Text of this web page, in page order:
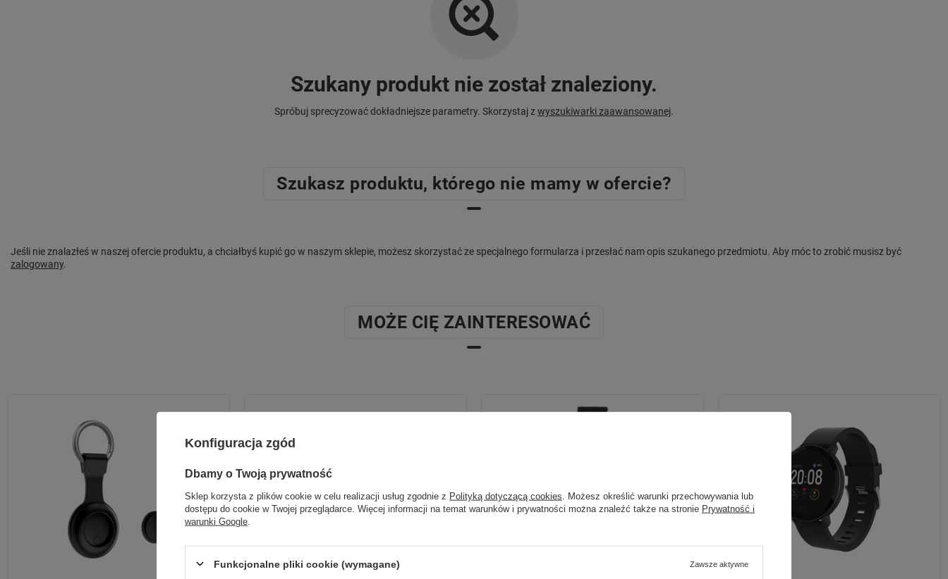
Szukany produkt nie został znaleziony.
Spróbuj sprecyzować dokładniejsze parametry. Skorzystaj zwyszukiwarki zaawansowanej.
Szukasz produktu, którego nie mamy w ofercie?
Jeśli nie znalazłeś w naszej ofercie produktu, a chciałbyś kupić go w naszym sklepie, możesz skorzystać ze specjalnego formularza i przesłać nam opis szukanego przedmiotu. Aby móc to zrobić musisz być
zalogowany.
MOŻE CIĘ ZAINTERESOWAĆ
Konfiguracja zgód
Dbamy o Twoją prywatność
Sklep korzysta z plików cookie w celu realizacji usług zgodnie z Polityką dotyczącą cookies . Możesz określić warunki przechowywania lub
dostępu do cookie w Twojej przeglądarce. Więcej informacji na temat warunków i prywatności można znaleźć także na stronie Prywatność i
warunki Google
Funkcjonalne pliki cookie (wymagane) Zawsze aktywne